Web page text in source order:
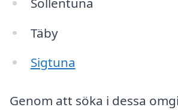
Täby
Sigtuna
Genom att söka i dessa